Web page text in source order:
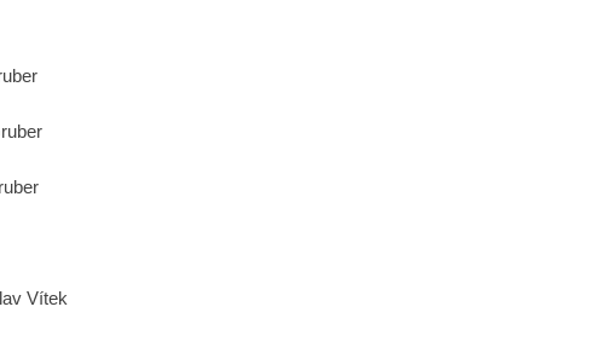
Gruber
Jaroslav Vítek